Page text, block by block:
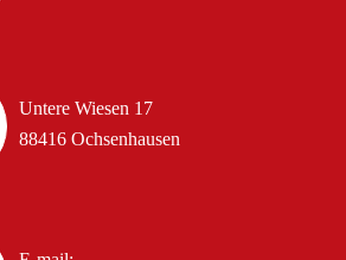
Untere Wiesen 17
88416 Ochsenhausen